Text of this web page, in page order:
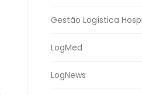
Gestão Logística
LogMed
LogNews